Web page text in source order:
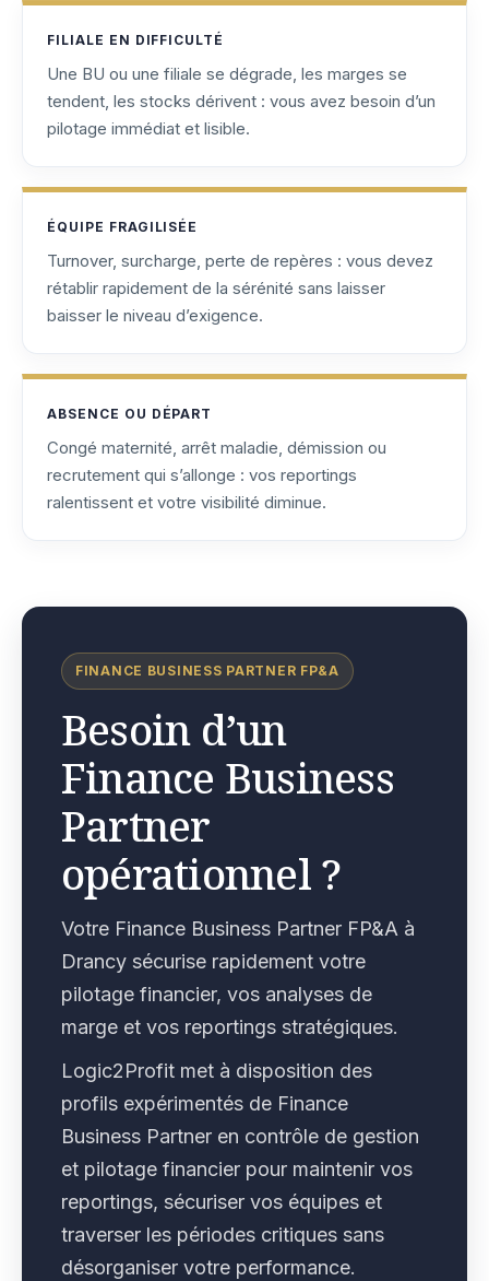
FILIALE EN DIFFICULTÉ
Une BU ou une filiale se dégrade, les marges se
tendent, les stocks dérivent : vous avez besoin d’un
pilotage immédiat et lisible.
ÉQUIPE FRAGILISÉE
Turnover, surcharge, perte de repères : vous devez
rétablir rapidement de la sérénité sans laisser
baisser le niveau d’exigence.
ABSENCE OU DÉPART
Congé maternité, arrêt maladie, démission ou
recrutement qui s’allonge : vos reportings
ralentissent et votre visibilité diminue.
FINANCE BUSINESS PARTNER FP&A
Besoin d’un
Finance Business
Partner
opérationnel ?
Votre Finance Business Partner FP&A à
Drancy sécurise rapidement votre
pilotage financier, vos analyses de
marge et vos reportings stratégiques.
Logic2Profit met à disposition des
profils expérimentés de Finance
Business Partner en contrôle de gestion
et pilotage financier pour maintenir vos
reportings, sécuriser vos équipes et
traverser les périodes critiques sans
désorganiser votre performance.